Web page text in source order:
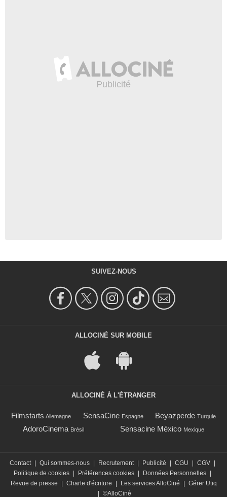
SUIVEZ-NOUS
ALLOCINÉ SUR MOBILE
ALLOCINÉ À L'ÉTRANGER
Filmstarts Allemagne SensaCine Espagne Beyazperde Turquie
AdoroCinema Brésil Sensacine México Mexique
Contact Qui sommes-nous Recrutement Publicité CGU CGV
Politique de cookies
Préférences cookies Données Personnelles
Revue de presse
Charte d'écriture Les services AlloCiné
Gérer Utiq
©AlloCiné